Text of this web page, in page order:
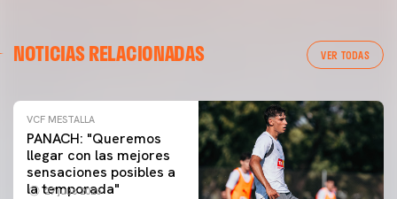
NOTICIAS RELACIONADAS VER TODAS
VCF MESTALLA
PANACH: "Queremos
llegar con las mejores
sensaciones posibles a
la temporada"
27 julio 2026